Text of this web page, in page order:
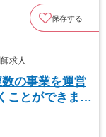
保存する
求人
数の事業を運営
ことができま